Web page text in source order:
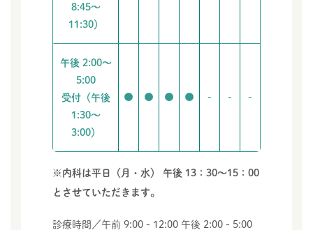
8:45〜
11:30）
午後 2:00〜
5:00
受付（午後
1:30〜
3:00）
● ● ● ● - - -
※内科は平日（月・水） 午後 13：30～15：00
とさせていただきます。
診療時間／午前 9:00 - 12:00 午後 2:00 - 5:00